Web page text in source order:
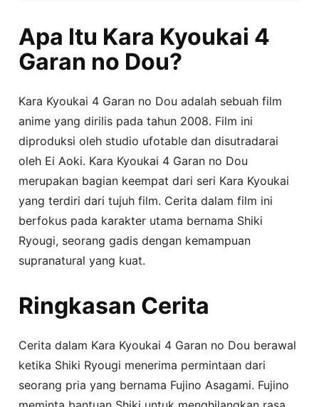
Apa Itu Kara Kyoukai 4
Garan no Dou?
Kara Kyoukai 4 Garan no Dou adalah sebuah film
anime yang dirilis pada tahun 2008. Film ini
diproduksi oleh studio ufotable dan disutradarai
oleh Ei Aoki. Kara Kyoukai 4 Garan no Dou
merupakan bagian keempat dari seri Kara Kyoukai
yang terdiri dari tujuh film. Cerita dalam film ini
berfokus pada karakter utama bernama Shiki
Ryougi, seorang gadis dengan kemampuan
supranatural yang kuat.
Ringkasan Cerita
Cerita dalam Kara Kyoukai 4 Garan no Dou berawal
ketika Shiki Ryougi menerima permintaan dari
seorang pria yang bernama Fujino Asagami. Fujino